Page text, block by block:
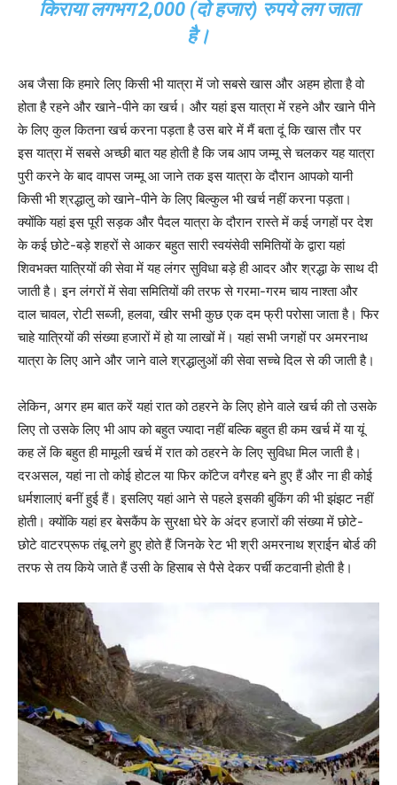
किराया लगभग 2,000 (दो हजार) रुपये लग जाता
है।
अब जैसा कि हमारे लिए किसी भी यात्रा में जो सबसे खास और अहम होता है वो
होता है रहने और खाने-पीने का खर्च। और यहां इस यात्रा में रहने और खाने पीने
के लिए कुल कितना खर्च करना पड़ता है उस बारे में मैं बता दूं कि खास तौर पर
इस यात्रा में सबसे अच्छी बात यह होती है कि जब आप जम्मू से चलकर यह यात्रा
पुरी करने के बाद वापस जम्मू आ जाने तक इस यात्रा के दौरान आपको यानी
किसी भी श्रद्धालु को खाने-पीने के लिए बिल्कुल भी खर्च नहीं करना पड़ता।
क्योंकि यहां इस पूरी सड़क और पैदल यात्रा के दौरान रास्ते में कई जगहों पर देश
के कई छोटे-बड़े शहरों से आकर बहुत सारी स्वयंसेवी समितियों के द्वारा यहां
शिवभक्त यात्रियों की सेवा में यह लंगर सुविधा बड़े ही आदर और श्रद्धा के साथ दी
जाती है। इन लंगरों में सेवा समितियों की तरफ से गरमा-गरम चाय नाश्ता और
दाल चावल, रोटी सब्जी, हलवा, खीर सभी कुछ एक दम फ्री परोसा जाता है। फिर
चाहे यात्रियों की संख्या हजारों में हो या लाखों में। यहां सभी जगहों पर अमरनाथ
यात्रा के लिए आने और जाने वाले श्रद्धालुओं की सेवा सच्चे दिल से की जाती है।
लेकिन, अगर हम बात करें यहां रात को ठहरने के लिए होने वाले खर्च की तो उसके
लिए तो उसके लिए भी आप को बहुत ज्यादा नहीं बल्कि बहुत ही कम खर्च में या यूं
कह लें कि बहुत ही मामूली खर्च में रात को ठहरने के लिए सुविधा मिल जाती है।
दरअसल, यहां ना तो कोई होटल या फिर काॅटेज वगैरह बने हुए हैं और ना ही कोई
धर्मशालाएं बनीं हुई हैं। इसलिए यहां आने से पहले इसकी बुकिंग की भी झंझट नहीं
होती। क्योंकि यहां हर बेसकैंप के सुरक्षा घेरे के अंदर हजारों की संख्या में छोटे-
छोटे वाटरप्रूफ तंबू लगे हुए होते हैं जिनके रेट भी श्री अमरनाथ श्राईन बोर्ड की
तरफ से तय किये जाते हैं उसी के हिसाब से पैसे देकर पर्ची कटवानी होती है।